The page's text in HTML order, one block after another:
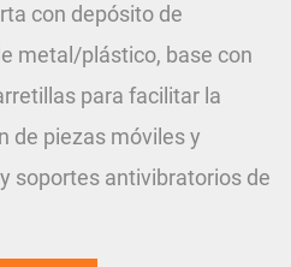
con depósito de
metal/plástico, base con
para facilitar la
de piezas móviles y
soportes antivibratorios de